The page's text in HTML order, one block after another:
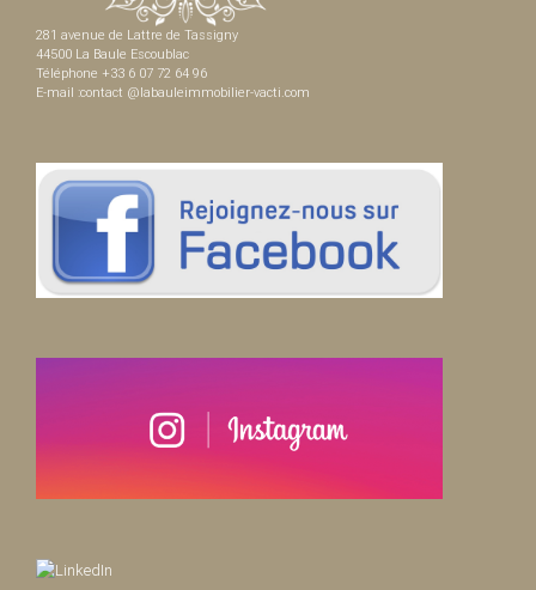
281 avenue de Lattre de Tassigny
44500 La Baule Escoublac
Téléphone +33 6 07 72 64 96
E-mail :contact @labauleimmobilier-vacti.com